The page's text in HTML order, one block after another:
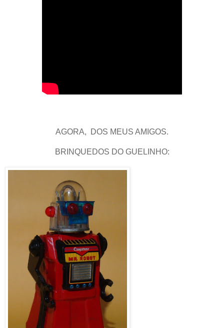
AGORA, DOS MEUS AMIGOS.
BRINQUEDOS DO GUELINHO: